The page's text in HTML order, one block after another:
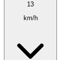
13
km/h